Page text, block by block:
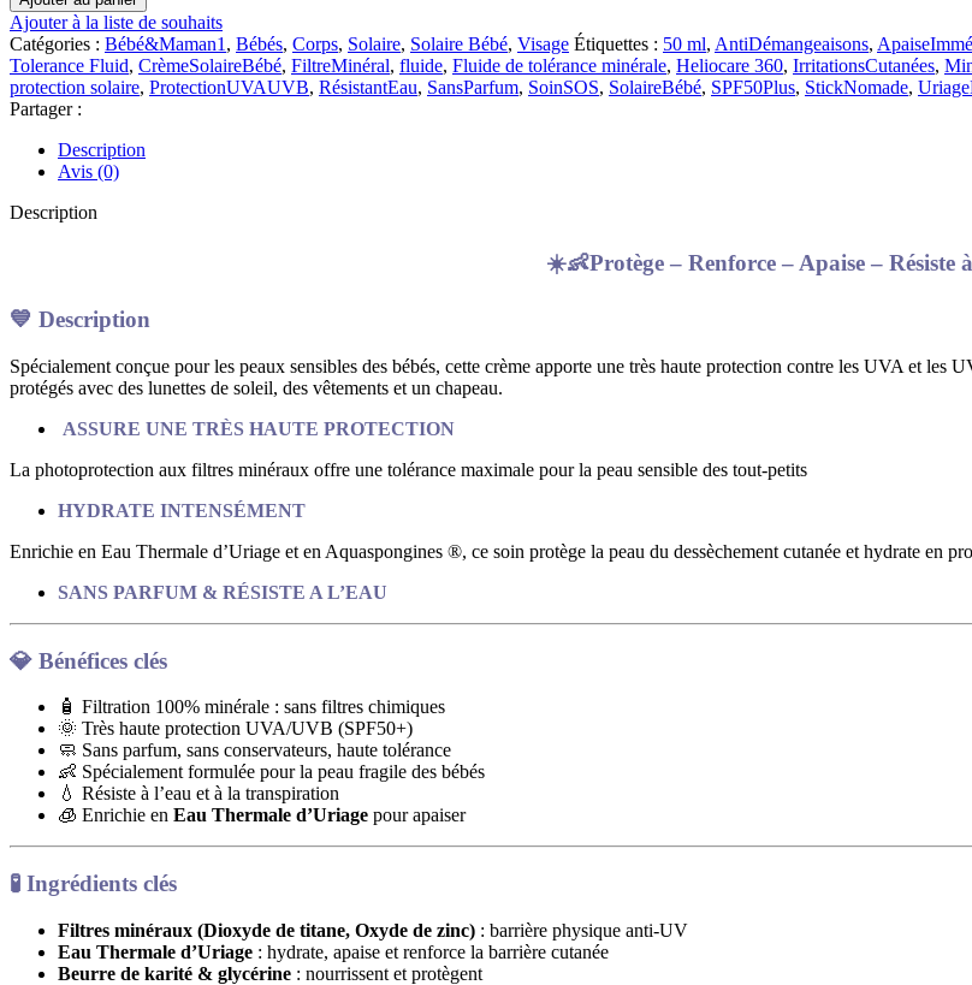
de
Uriage
-
BÉBÉ
1ère
Crème
Minérale
SPF50+|
ml
Ajouter à la liste de souhaits
Catégories : Bébé&Maman1 , Bébés, Corps, Solaire, Solaire Bébé, Visage Étiquettes : 50 ml, AntiDémangeaisons,
Tolerance Fluid, CrèmeSolaireBébé, FiltreMinéral, fluide, Fluide de tolérance minérale, Heliocare 360, IrritationsCutanées,
protection solaire, ProtectionUVAUVB, RésistantEau, SansParfum, SoinSOS, SolaireBébé, SPF50Plus, StickNomade,
Partager :
Description
Avis (0)
Description
☀️👶Protège – Renforce – Apaise – Résiste
💙 Description
Spécialement conçue pour les peaux sensibles des bébés, cette crème apporte une très haute protection contre les UVA et les
protégés avec des lunettes de soleil, des vêtements et un chapeau.
ASSURE UNE TRÈS HAUTE PROTECTION
La photoprotection aux filtres minéraux offre une tolérance maximale pour la peau sensible des tout-petits
HYDRATE INTENSÉMENT
Enrichie en Eau Thermale d’Uriage et en Aquaspongines ®, ce soin protège la peau du dessèchement cutanée et hydrate en
SANS PARFUM & RÉSISTE A L’EAU
💎 Bénéfices clés
🧴 Filtration 100% minérale : sans filtres chimiques
🌞 Très haute protection UVA/UVB (SPF50+)
🧼 Sans parfum, sans conservateurs, haute tolérance
👶 Spécialement formulée pour la peau fragile des bébés
💧 Résiste à l’eau et à la transpiration
🧊 Enrichie en Eau Thermale d’Uriage pour apaiser
🧪 Ingrédients clés
Filtres minéraux (Dioxyde de titane, Oxyde de zinc) : barrière physique anti-UV
Eau Thermale d’Uriage : hydrate, apaise et renforce la barrière cutanée
Beurre de karité & glycérine : nourrissent et protègent